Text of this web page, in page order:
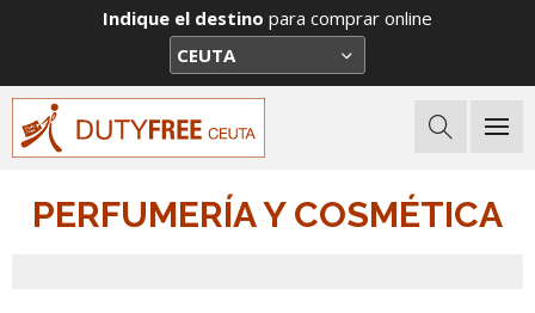
Indique el destino para comprar online
PERFUMERÍA Y COSMÉTICA